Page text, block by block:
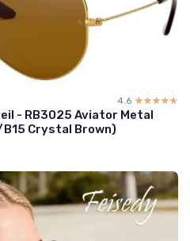
4.6 ☆☆☆☆☆
★★★★★
- RB3025 Aviator Metal
Crystal Brown)